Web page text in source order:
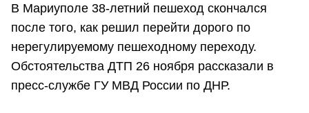
В Мариуполе 38-летний пешеход скончался
после того, как решил перейти дорого по
нерегулируемому пешеходному переходу.
Обстоятельства ДТП 26 ноября рассказали в
пресс-службе ГУ МВД России по ДНР.